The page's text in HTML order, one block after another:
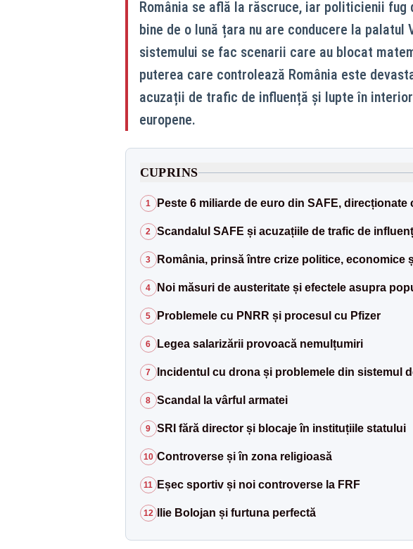
România se află la răscruce, iar politicienii fug
bine de o lună țara nu are conducere la
sistemului se fac scenarii care au blocat
puterea care controlează România este
acuzații de trafic de influență și lupte în
europene.
CUPRINS
1 Peste 6 miliarde de euro din SAFE, direcționate
2 Scandalul SAFE și acuzațiile de trafic de
3 România, prinsă între crize politice, economice
4 Noi măsuri de austeritate și efectele asupra
5 Problemele cu PNRR și procesul cu Pfizer
6 Legea salarizării provoacă nemulțumiri
7 Incidentul cu drona și problemele din sistemul
8 Scandal la vârful armatei
9 SRI fără director și blocaje în instituțiile statului
10 Controverse și în zona religioasă
11 Eșec sportiv și noi controverse la FRF
12 Ilie Bolojan și furtuna perfectă